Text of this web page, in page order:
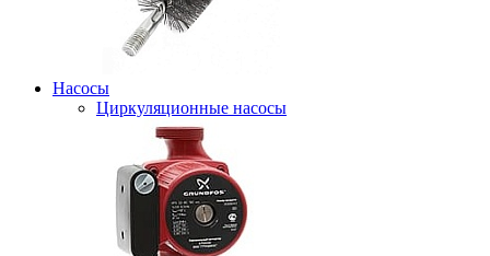
Насосы
Циркуляционные насосы